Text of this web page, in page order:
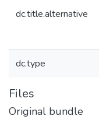
dc.title.alternative
dc.type
Files
Original bundle